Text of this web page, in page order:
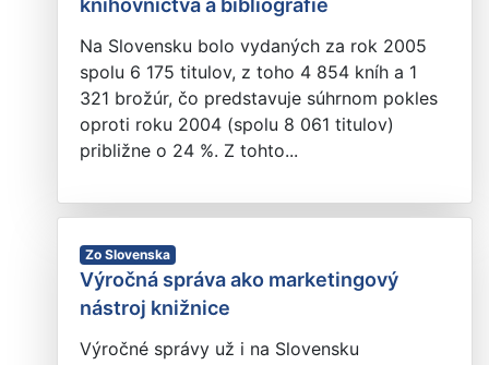
knihovníctva a bibliografie
Na Slovensku bolo vydaných za rok 2005
spolu 6 175 titulov, z toho 4 854 kníh a 1
321 brožúr, čo predstavuje súhrnom pokles
oproti roku 2004 (spolu 8 061 titulov)
približne o 24 %. Z tohto...
Zo Slovenska
Výročná správa ako marketingový
nástroj knižnice
Výročné správy už i na Slovensku